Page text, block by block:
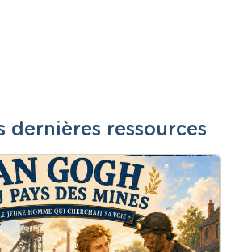
dernières ressources